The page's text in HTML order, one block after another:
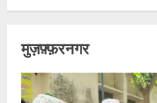
मुज़फ़्फ़रनगर